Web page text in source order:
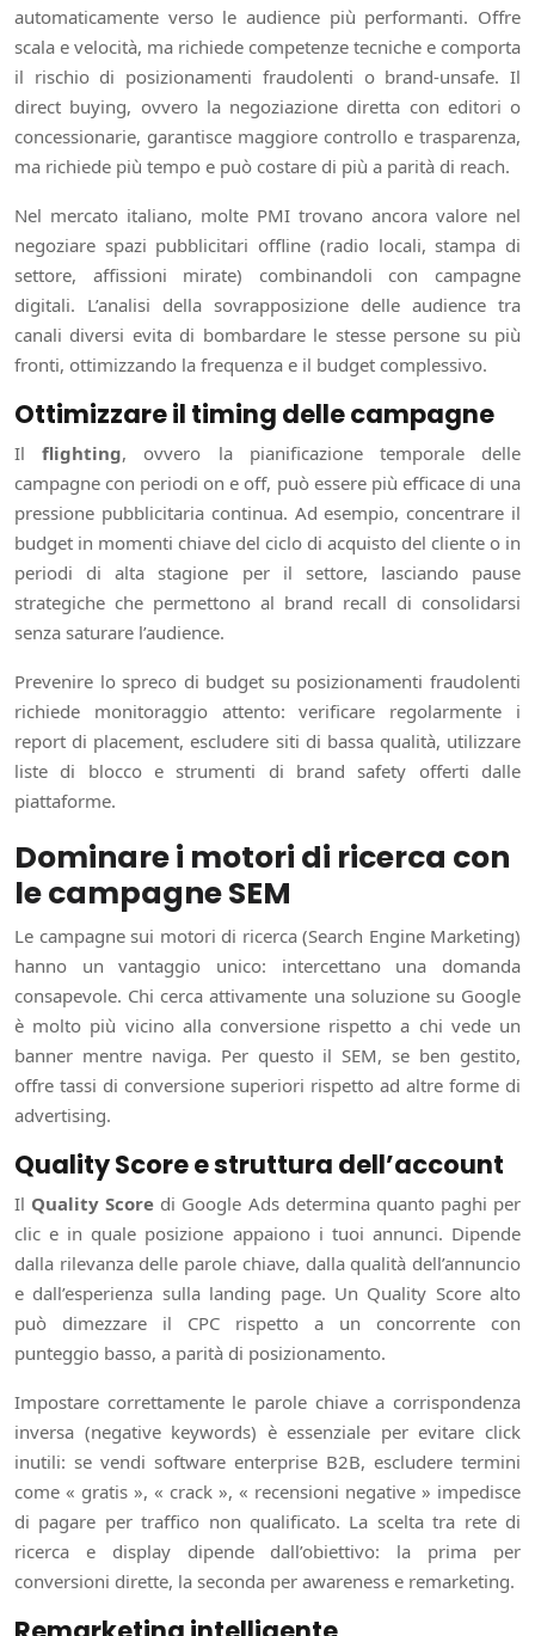
automaticamente verso le audience più performanti. Offre
scala e velocità, ma richiede competenze tecniche e comporta
il rischio di posizionamenti fraudolenti o brand-unsafe. Il
direct buying, ovvero la negoziazione diretta con editori o
concessionarie, garantisce maggiore controllo e trasparenza,
ma richiede più tempo e può costare di più a parità di reach.
Nel mercato italiano, molte PMI trovano ancora valore nel
negoziare spazi pubblicitari offline (radio locali, stampa di
settore, affissioni mirate) combinandoli con campagne
digitali. L’analisi della sovrapposizione delle audience tra
canali diversi evita di bombardare le stesse persone su più
fronti, ottimizzando la frequenza e il budget complessivo.
Ottimizzare il timing delle campagne
Ilflighting, ovvero la pianificazione temporale delle
campagne con periodi on e off, può essere più efficace di una
pressione pubblicitaria continua. Ad esempio, concentrare il
budget in momenti chiave del ciclo di acquisto del cliente o in
periodi di alta stagione per il settore, lasciando pause
strategiche che permettono al brand recall di consolidarsi
senza saturare l’audience.
Prevenire lo spreco di budget su posizionamenti fraudolenti
richiede monitoraggio attento: verificare regolarmente i
report di placement, escludere siti di bassa qualità, utilizzare
liste di blocco e strumenti di brand safety offerti dalle
piattaforme.
Dominare i motori di ricerca con
le campagne SEM
Le campagne sui motori di ricerca (Search Engine Marketing)
hanno un vantaggio unico: intercettano una domanda
consapevole. Chi cerca attivamente una soluzione su Google
è molto più vicino alla conversione rispetto a chi vede un
banner mentre naviga. Per questo il SEM, se ben gestito,
offre tassi di conversione superiori rispetto ad altre forme di
advertising.
Quality Score e struttura dell’account
Il Quality Score di Google Ads determina quanto paghi per
clic e in quale posizione appaiono i tuoi annunci. Dipende
dalla rilevanza delle parole chiave, dalla qualità dell’annuncio
e dall’esperienza sulla landing page. Un Quality Score alto
può dimezzare il CPC rispetto a un concorrente con
punteggio basso, a parità di posizionamento.
Impostare correttamente le parole chiave a corrispondenza
inversa (negative keywords) è essenziale per evitare click
inutili: se vendi software enterprise B2B, escludere termini
come « gratis », « crack », « recensioni negative » impedisce
di pagare per traffico non qualificato. La scelta tra rete di
ricerca e display dipende dall’obiettivo: la prima per
conversioni dirette, la seconda per awareness e remarketing.